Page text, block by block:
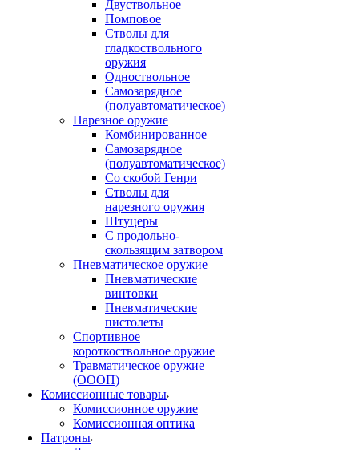
Двуствольное
Помповое
Стволы для
гладкоствольного
оружия
Одноствольное
Самозарядное
(полуавтоматическое)
Нарезное оружие
Комбинированное
Самозарядное
(полуавтоматическое)
Со скобой Генри
Стволы для
нарезного оружия
Штуцеры
С продольно-
скользящим затвором
Пневматическое оружие
Пневматические
винтовки
Пневматические
пистолеты
Спортивное
короткоствольное оружие
Травматическое оружие
(ОООП)
Комиссионные товары
Комиссионное оружие
Комиссионная оптика
Патроны